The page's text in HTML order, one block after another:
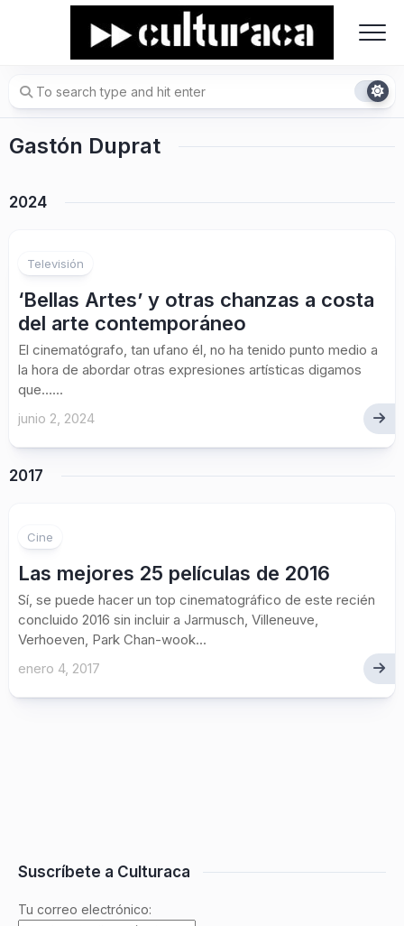
Gastón Duprat
2024
Televisión
‘Bellas Artes’ y otras chanzas a costa
del arte contemporáneo
El cinematógrafo, tan ufano él, no ha tenido punto medio a
la hora de abordar otras expresiones artísticas digamos
que…...
junio 2, 2024
2017
Cine
Las mejores 25 películas de 2016
Sí, se puede hacer un top cinematográfico de este recién
concluido 2016 sin incluir a Jarmusch, Villeneuve,
Verhoeven, Park Chan-wook...
enero 4, 2017
Suscríbete a Culturaca
Tu correo electrónico: